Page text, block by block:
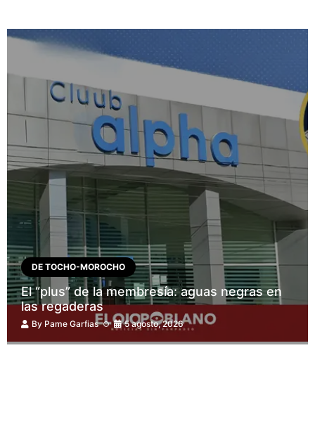
DE TOCHO-MOROCHO
El “plus” de la membresía: aguas negras en
las regaderas
By Pame Garfias 5 agosto, 2026